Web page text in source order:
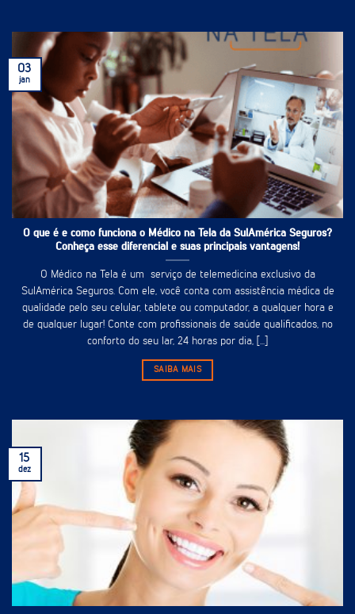
O que é e como funciona o Médico na Tela da SulAmérica Seguros?
Conheça esse diferencial e suas principais vantagens!
O Médico na Tela é um serviço de telemedicina exclusivo da
SulAmérica Seguros. Com ele, você conta com assistência médica de
qualidade pelo seu celular, tablete ou computador, a qualquer hora e
de qualquer lugar! Conte com profissionais de saúde qualificados, no
conforto do seu lar, 24 horas por dia, [...]
SAIBA MAIS
03
jan
15
dez